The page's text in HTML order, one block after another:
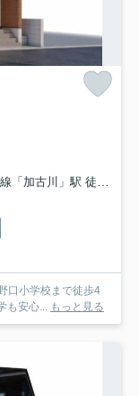
加古川」駅 徒歩30分
口小学校まで徒歩4
も安心...
もっと見る